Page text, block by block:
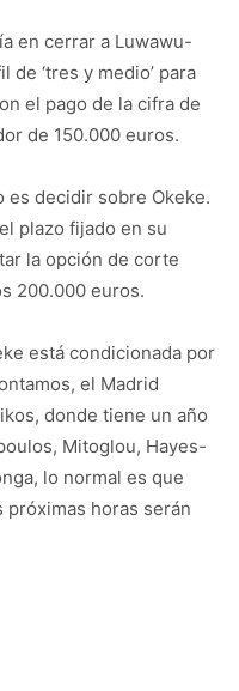
en cerrar a Luwawu-
‘tres y medio’ para
el pago de la cifra de
de 150.000 euros.
es decidir sobre Okeke.
plazo fijado en su
la opción de corte
200.000 euros.
está condicionada por
el Madrid
donde tiene un año
Mitoglou, Hayes-
lo normal es que
próximas horas serán